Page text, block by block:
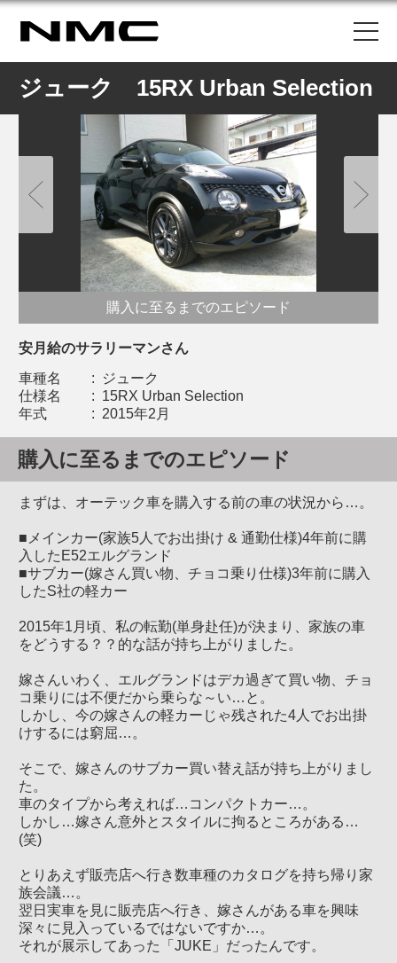
ジューク 15RX Urban Selection
購入に至るまでのエピソード
安月給のサラリーマンさん
車種名 :
ジューク
仕様名
: 15RX Urban Selection
年式
: 2015年2月
購入に至るまでのエピソード
まずは、オーテック車を購入する前の車の状況から…。
■メインカー(家族5人でお出掛け & 通勤仕様)4年前に購
入したE52エルグランド
■サブカー(嫁さん買い物、チョコ乗り仕様)3年前に購入
したS社の軽カー
2015年1月頃、私の転勤(単身赴任)が決まり、家族の車
をどうする？？的な話が持ち上がりました。
嫁さんいわく、エルグランドはデカ過ぎて買い物、チョ
コ乗りには不便だから乗らな～い…と。
しかし、今の嫁さんの軽カーじゃ残された4人でお出掛
けするには窮屈…。
そこで、嫁さんのサブカー買い替え話が持ち上がりまし
た。
車のタイプから考えれば…コンパクトカー…。
しかし…嫁さん意外とスタイルに拘るところがある…
(笑)
とりあえず販売店へ行き数車種のカタログを持ち帰り家
族会議…。
翌日実車を見に販売店へ行き、嫁さんがある車を興味
深々に見入っているではないですか…。
それが展示してあった「JUKE」だったんです。